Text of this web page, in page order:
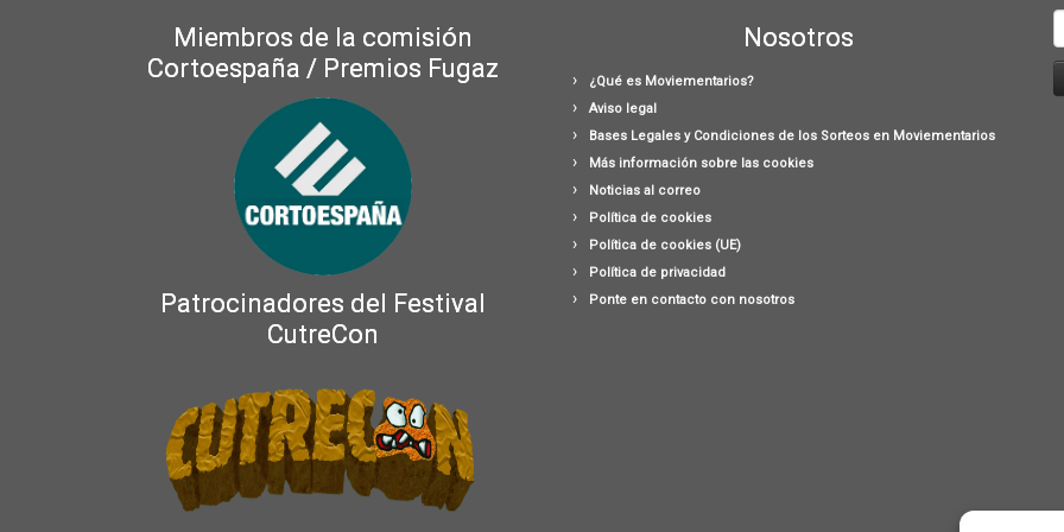
Miembros de la comisión
Cortoespaña / Premios Fugaz
Patrocinadores del Festival
CutreCon
Nosotros
¿Qué es Moviementarios?
Aviso legal
Bases Legales y Condiciones de los Sorteos en Moviementarios
Más información sobre las cookies
Noticias al correo
Política de cookies
Política de cookies (UE)
Política de privacidad
Ponte en contacto con nosotros